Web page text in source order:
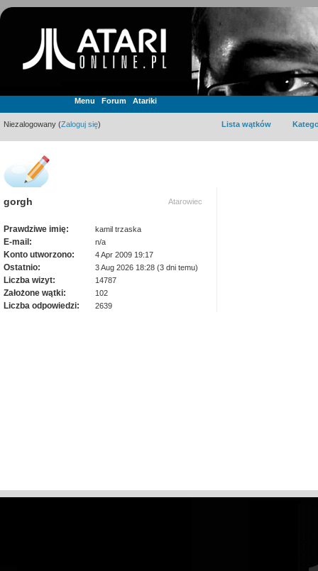
Menu Forum Atariki
Niezalogowany (Zaloguj się) Lista wątków
gorgh Atarowiec
Prawdziwe imię: kamil trzaska
E-mail: n/a
Konto utworzono: 4 Apr 2009 19:17
Ostatnio: 3 Aug 2026 18:28 (3 dni temu)
Liczba wizyt: 14787
Założone wątki: 102
Liczba odpowiedzi: 2639